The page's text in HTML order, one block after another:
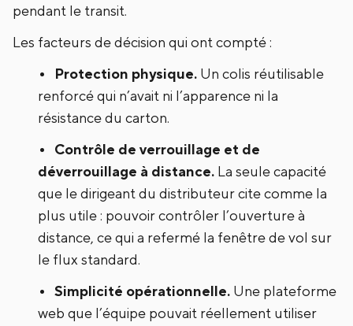
pendant le transit.
Les facteurs de décision qui ont compté :
Protection physique. Un colis réutilisable
renforcé qui n’avait ni l’apparence ni la
résistance du carton.
Contrôle de verrouillage et de
déverrouillage à distance. La seule capacité
que le dirigeant du distributeur cite comme la
plus utile : pouvoir contrôler l’ouverture à
distance, ce qui a refermé la fenêtre de vol sur
le flux standard.
Simplicité opérationnelle. Une plateforme
web que l’équipe pouvait réellement utiliser